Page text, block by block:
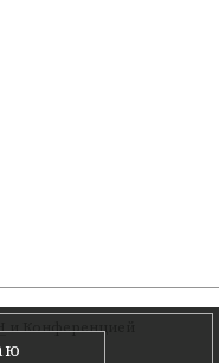
и Конференцией